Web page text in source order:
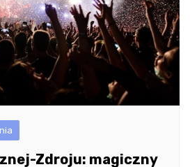
Zdroju: magiczny